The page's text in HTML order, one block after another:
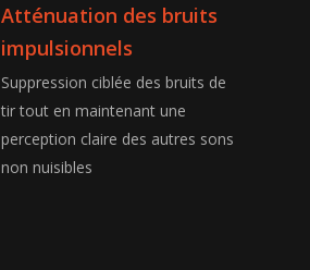
Atténuation des bruits
impulsionnels
Suppression ciblée des bruits de
tir tout en maintenant une
perception claire des autres sons
non nuisibles